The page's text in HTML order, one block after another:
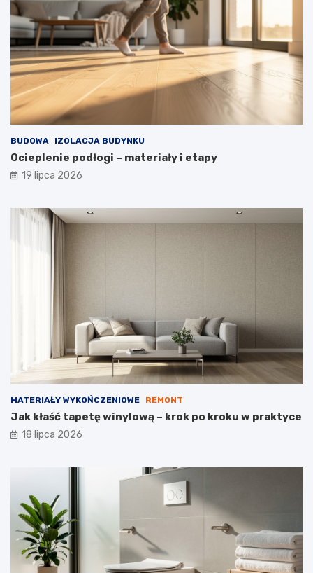
BUDOWA IZOLACJA BUDYNKU
Ocieplenie podłogi – materiały i etapy
19 lipca 2026
MATERIAŁY WYKOŃCZENIOWE REMONT
Jak kłaść tapetę winylową – krok po kroku w praktyce
18 lipca 2026